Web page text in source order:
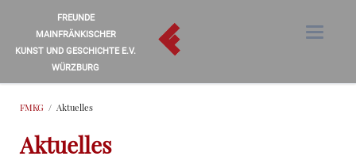
FREUNDE
MAINFRÄNKISCHER
KUNST UND GESCHICHTE E.V.
WÜRZBURG
FMKG Aktuelles
Aktuelles